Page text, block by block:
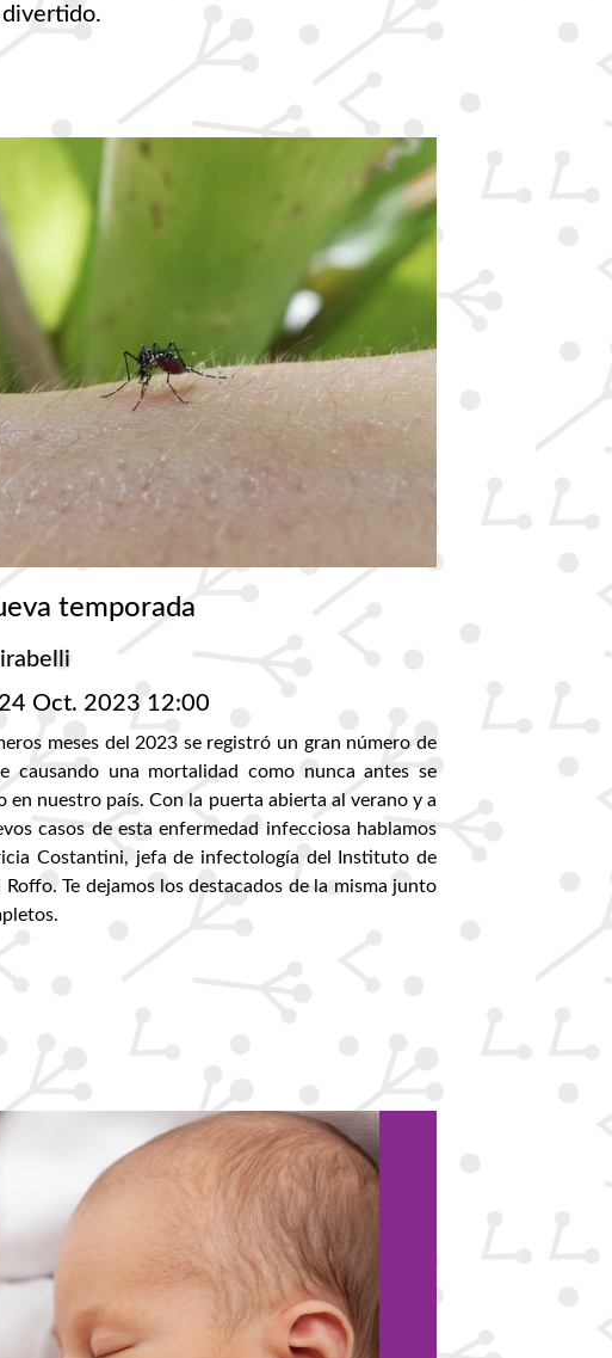
divertido.
temporada
Oct. 2023 12:00
meses del 2023 se registró un gran número de
causando una mortalidad como nunca antes se
en nuestro país. Con la puerta abierta al verano y a
casos de esta enfermedad infecciosa hablamos
Costantini, jefa de infectología del Instituto de
Te dejamos los destacados de la misma junto